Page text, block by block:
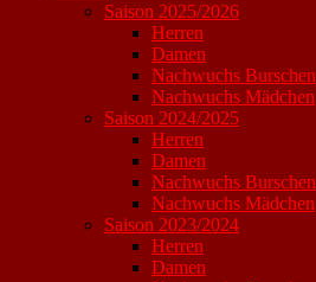
Saison 2025/2026
Herren
Damen
Nachwuchs Burschen
Nachwuchs Mädchen
Saison 2024/2025
Herren
Damen
Nachwuchs Burschen
Nachwuchs Mädchen
Saison 2023/2024
Herren
Damen